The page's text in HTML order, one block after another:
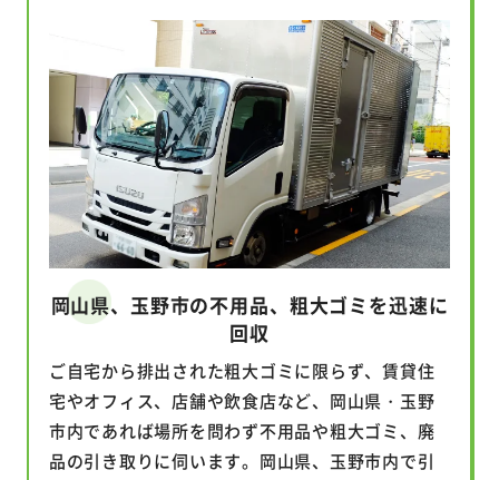
岡山県、玉野市の不用品、粗大ゴミを迅速に
回収
ご自宅から排出された粗大ゴミに限らず、賃貸住
宅やオフィス、店舗や飲食店など、岡山県・玉野
市内であれば場所を問わず不用品や粗大ゴミ、廃
品の引き取りに伺います。岡山県、玉野市内で引